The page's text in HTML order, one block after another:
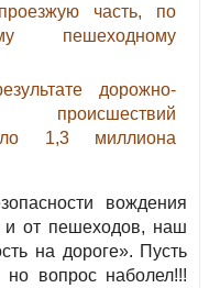
часть, по
пешеходному
дорожно-
происшествий
1,3 миллиона
вождения
и от пешеходов, наш
на дороге». Пусть
но вопрос наболел!!!